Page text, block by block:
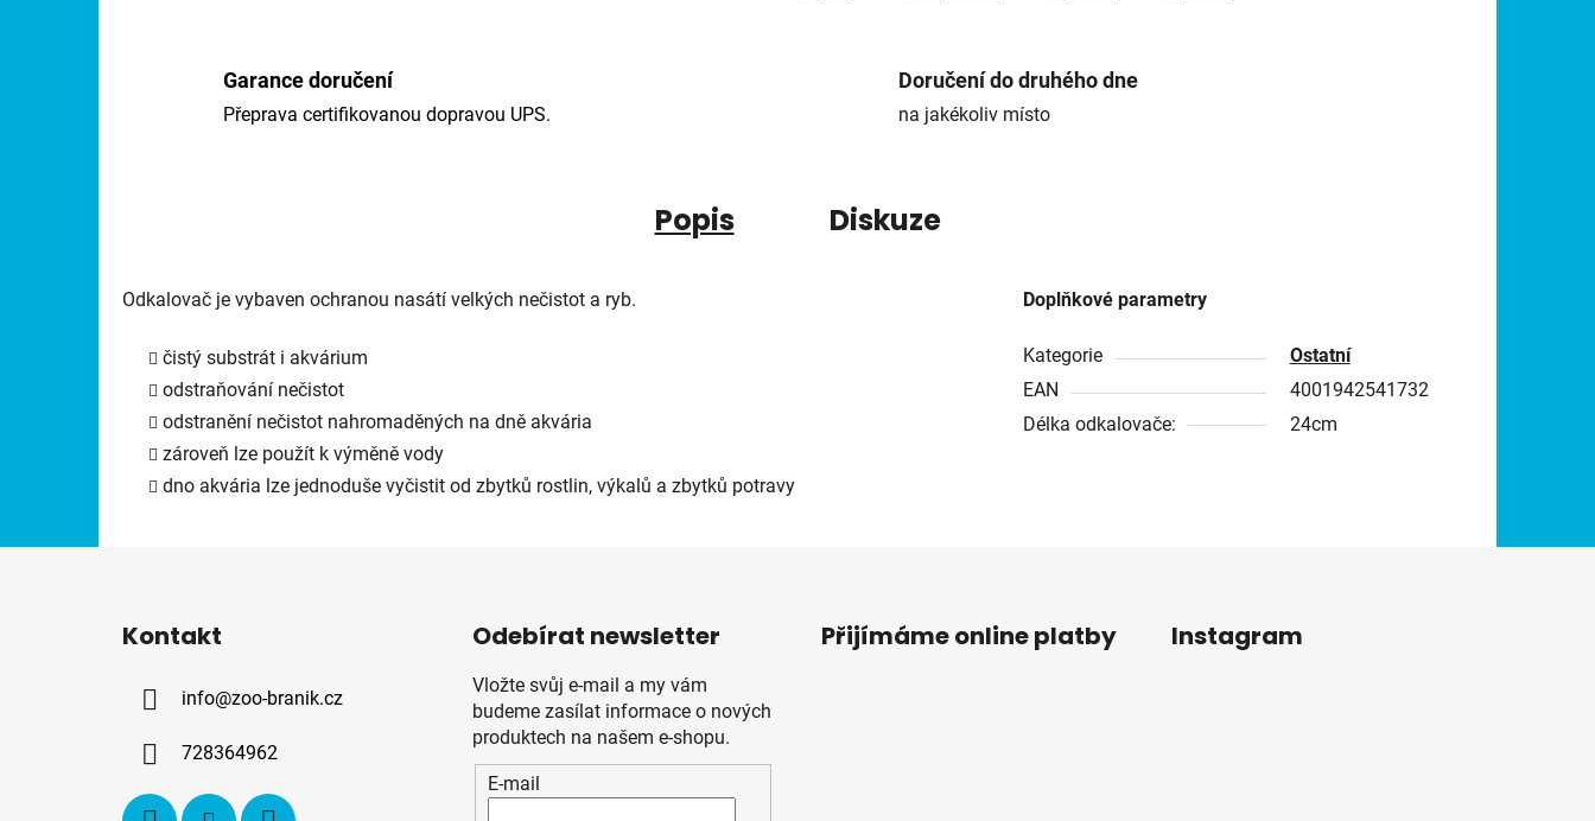
Garance doručení
Přeprava certifikovanou dopravou UPS.
Doručení do druhého dne
na jakékoliv místo
Popis Diskuze
Odkalovač je vybaven ochranou nasátí velkých nečistot a ryb.
čistý substrát i akvárium
odstraňování nečistot
odstranění nečistot nahromaděných na dně akvária
zároveň lze použít k výměně vody
dno akvária lze jednoduše vyčistit od zbytků rostlin, výkalů a zbytků potravy
Doplňkové parametry
Kategorie
Ostatní
EAN
4001942541732
Délka odkalovače:
24cm
Kontakt
info@zoo-branik.cz
728364962
Odebírat newsletter
Vložte svůj e-mail a my vám
budeme zasílat informace o nových
produktech na našem e-shopu.
E-mail
Přijímáme online platby Instagram